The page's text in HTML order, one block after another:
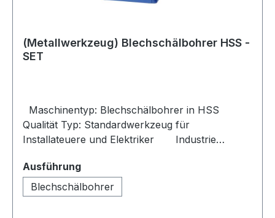
(Metallwerkzeug) Blechschälbohrer HSS -
SET
Qualität Typ: Standardwerkzeug für
Installateuere und Elektriker Industrie
Kreuzanschliff für sichere und ausreichende
Bohrleistung in die häufigsten Stahlsorten. Für
eine deutliche Steigerung der Laufleistung wirden
Ausführungauswählen
Blechschälbohrer